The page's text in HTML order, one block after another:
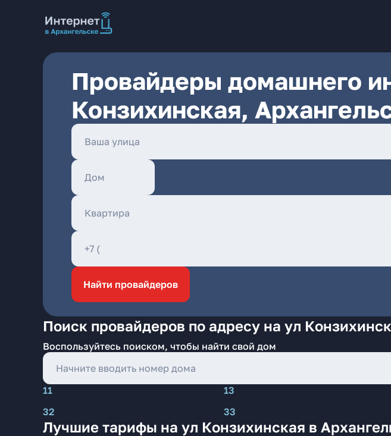
Провайдеры домашнего
Конзихинская,
Найти провайдеров
Поиск провайдеров по адресу на ул
Воспользуйтесь поиском, чтобы найти свой дом
11 13
32
33
Лучшие тарифы на ул Конзихинская в